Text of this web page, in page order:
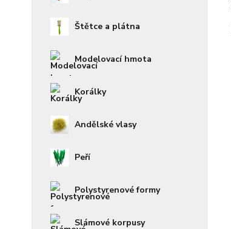
Štětce a plátna
Modelovací hmota
Korálky
Andělské vlasy
Peří
Polystyrenové formy
Slámové korpusy